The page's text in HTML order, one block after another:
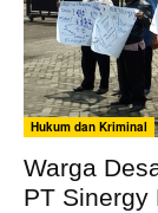
Hukum dan Kriminal
Warga
PT Sinergy